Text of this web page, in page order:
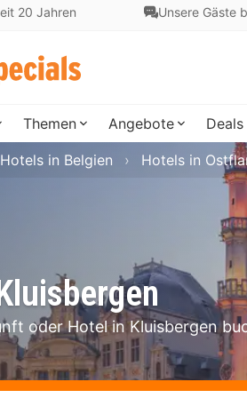
20 Jahren Unsere Gäste
Themen Angebote Deals
oder Hotel in Kluisbergen
Hotels in Belgien Hotels in